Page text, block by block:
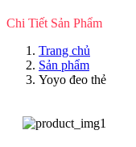
Chi Tiết Sản Phẩm
Trang chủ
Sản phẩm
Yoyo đeo thẻ